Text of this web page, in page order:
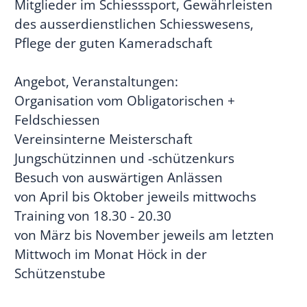
Mitglieder im Schiesssport, Gewährleisten
des ausserdienstlichen Schiesswesens,
Pflege der guten Kameradschaft
Angebot, Veranstaltungen:
Organisation vom Obligatorischen +
Feldschiessen
Vereinsinterne Meisterschaft
Jungschützinnen und -schützenkurs
Besuch von auswärtigen Anlässen
von April bis Oktober jeweils mittwochs
Training von 18.30 - 20.30
von März bis November jeweils am letzten
Mittwoch im Monat Höck in der
Schützenstube